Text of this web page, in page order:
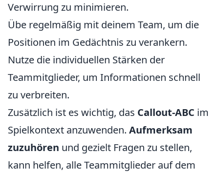
Verwirrung zu minimieren.
Übe regelmäßig mit deinem Team, um die
Positionen im Gedächtnis zu verankern.
Nutze die individuellen Stärken der
Teammitglieder, um Informationen schnell
zu verbreiten.
Zusätzlich ist es wichtig, das Callout-ABC im
Spielkontext anzuwenden. Aufmerksam
zuzuhören und gezielt Fragen zu stellen,
kann helfen, alle Teammitglieder auf dem